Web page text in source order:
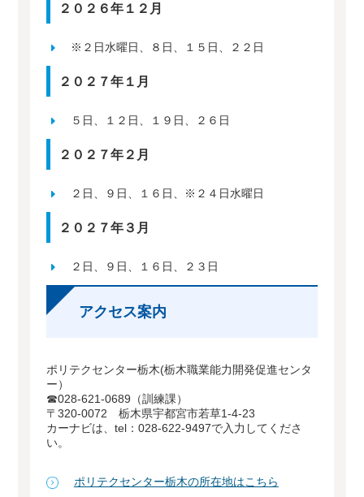
２０２６年１２月
※２日水曜日、８日、１５日、２２日
２０２７年１月
５日、１２日、１９日、２６日
２０２７年２月
２日、９日、１６日、※２４日水曜日
２０２７年３月
２日、９日、１６日、２３日
アクセス案内
ポリテクセンター栃木(栃木職業能力開発促進センタ
ー）
☎028-621-0689（訓練課）
〒320-0072 栃木県宇都宮市若草1-4-23
カーナビは、tel：028-622-9497で入力してくださ
い。
ポリテクセンター栃木の所在地はこちら